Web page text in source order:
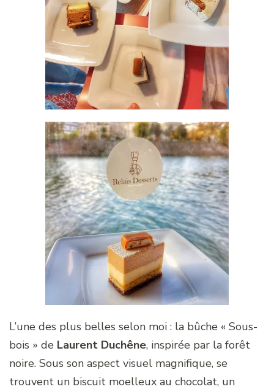
L’une des plus belles selon moi : la bûche « Sous-
bois » de Laurent Duchêne, inspirée par la forêt
noire. Sous son aspect visuel magnifique, se
trouvent un biscuit moelleux au chocolat, un